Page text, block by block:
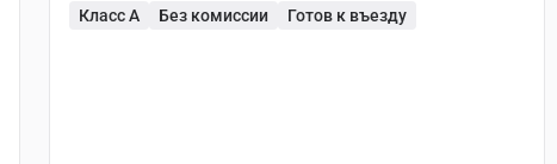
Класс A Без комиссии Готов к въезду